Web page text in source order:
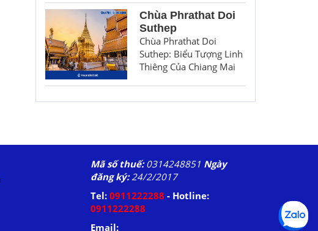
Chùa Phrathat Doi
Suthep
Chùa Phrathat Doi
Suthep: Biểu Tượng Linh
Thiêng Của Chiang Mai
Mã số thuế:0314248851 Ngày
đăng ký:24/2/2017
Tel: 0911222288 - Hotline:
0911222288
Email: